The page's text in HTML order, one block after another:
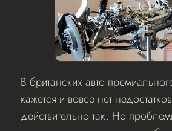
В британских авто
кажется и вовсе нет
действительно так. Но